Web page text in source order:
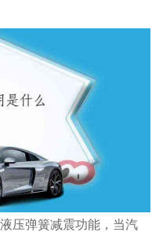
压弹簧减震功能，当汽